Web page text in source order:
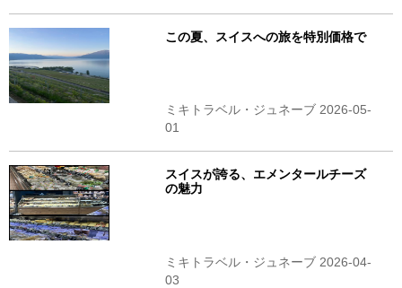
この夏、スイスへの旅を特別価格で
ミキトラベル・ジュネーブ 2026-05-
01
スイスが誇る、エメンタールチーズ
の魅力
ミキトラベル・ジュネーブ 2026-04-
03